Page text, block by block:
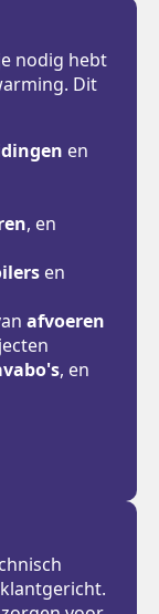
nodig hebt
Dit
en
, en
en
afvoeren
, en